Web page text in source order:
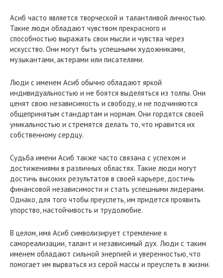
Асиб часто является творческой и талантливой личностью.
Такие люди обладают чувством прекрасного и
способностью выражать свои мысли и чувства через
искусство. Они могут быть успешными художниками,
музыкантами, актерами или писателями.
Люди с именем Асиб обычно обладают яркой
индивидуальностью и не боятся выделяться из толпы. Они
ценят свою независимость и свободу, и не подчиняются
общепринятым стандартам и нормам. Они гордятся своей
уникальностью и стремятся делать то, что нравится их
собственному сердцу.
Судьба имени Асиб также часто связана с успехом и
достижениями в различных областях. Такие люди могут
достичь высоких результатов в своей карьере, достичь
финансовой независимости и стать успешными лидерами.
Однако, для того чтобы преуспеть, им придется проявить
упорство, настойчивость и трудолюбие.
В целом, имя Асиб символизирует стремление к
самореализации, талант и независимый дух. Люди с таким
именем обладают сильной энергией и уверенностью, что
помогает им вырваться из серой массы и преуспеть в жизни.